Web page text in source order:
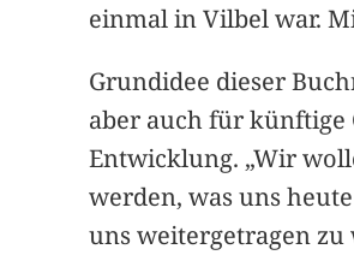
einmal in Vilbel war.
Grundidee dieser
aber auch für künftige
Entwicklung. „Wir
werden, was uns
uns weitergetragen